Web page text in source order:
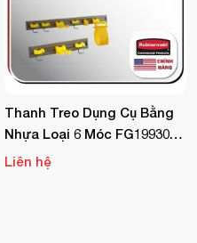
Thanh Treo Dụng Cụ Bằng
Nhựa Loại 6 Móc FG199300
GRAY
Liên hệ